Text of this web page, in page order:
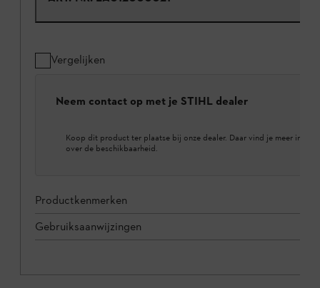
Vergelijken
Neem contact op met je STIHL dealer
Koop dit product ter plaatse bij onze dealer. Daar vind je meer
over de beschikbaarheid.
Productkenmerken
Gebruiksaanwijzingen